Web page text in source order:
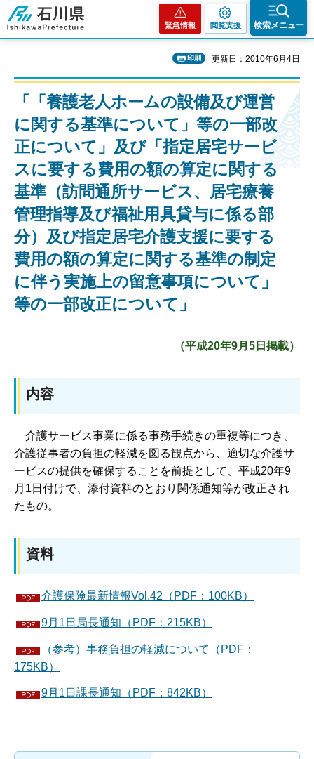
石川県
緊急情報 閲覧支援 検索メニュー
印刷 更新日：2010年6月4日
「「養護老人ホームの設備及び運営
に関する基準について」等の一部改
正について」及び「指定居宅サービ
スに要する費用の額の算定に関する
基準（訪問通所サービス、居宅療養
管理指導及び福祉用具貸与に係る部
分）及び指定居宅介護支援に要する
費用の額の算定に関する基準の制定
に伴う実施上の留意事項について」
等の一部改正について」
（平成20年9月5日掲載）
内容
介護サービス事業に係る事務手続きの重複等につき、
介護従事者の負担の軽減を図る観点から、適切な介護サ
ービスの提供を確保することを前提として、平成20年9
月1日付けで、添付資料のとおり関係通知等が改正され
たもの。
資料
介護保険最新情報Vol.42（PDF：100KB）
9月1日局長通知（PDF：215KB）
（参考）事務負担の軽減について（PDF：
175KB）
9月1日課長通知（PDF：842KB）